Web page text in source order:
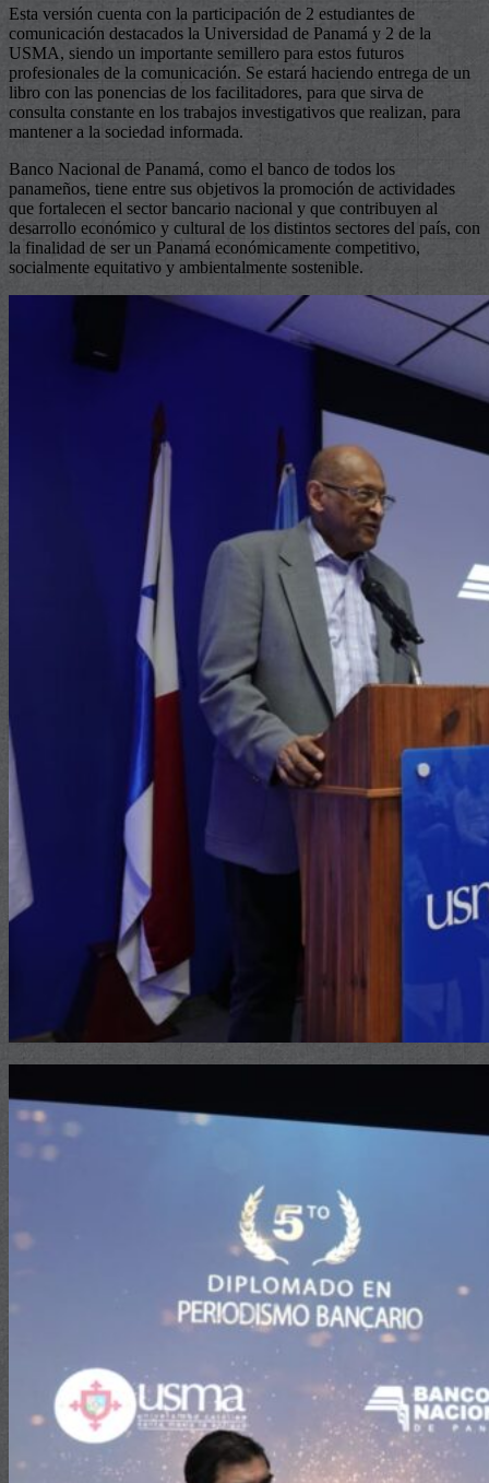
Esta versión cuenta con la participación de 2 estudiantes de
comunicación destacados la Universidad de Panamá y 2 de la
USMA, siendo un importante semillero para estos futuros
profesionales de la comunicación. Se estará haciendo entrega de un
libro con las ponencias de los facilitadores, para que sirva de
consulta constante en los trabajos investigativos que realizan, para
mantener a la sociedad informada.
Banco Nacional de Panamá, como el banco de todos los
panameños, tiene entre sus objetivos la promoción de actividades
que fortalecen el sector bancario nacional y que contribuyen al
desarrollo económico y cultural de los distintos sectores del país, con
la finalidad de ser un Panamá económicamente competitivo,
socialmente equitativo y ambientalmente sostenible.